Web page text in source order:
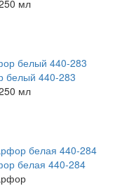
мл
белый 440-283
мл
белая 440-284